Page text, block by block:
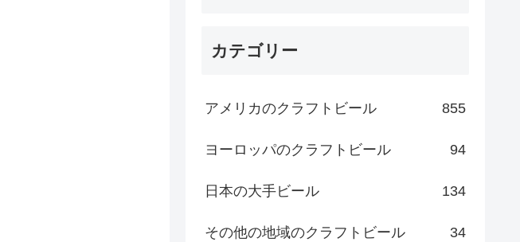
カテゴリー
アメリカのクラフトビール 855
ヨーロッパのクラフトビール 94
日本の大手ビール 134
その他の地域のクラフトビール 34